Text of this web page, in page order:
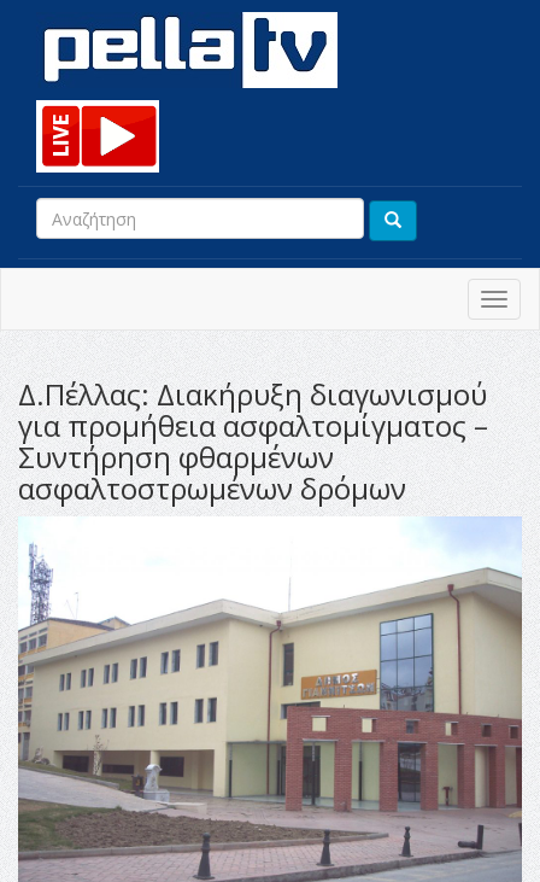
Δ.Πέλλας: Διακήρυξη διαγωνισμού
για προμήθεια ασφαλτομίγματος –
Συντήρηση φθαρμένων
ασφαλτοστρωμένων δρόμων